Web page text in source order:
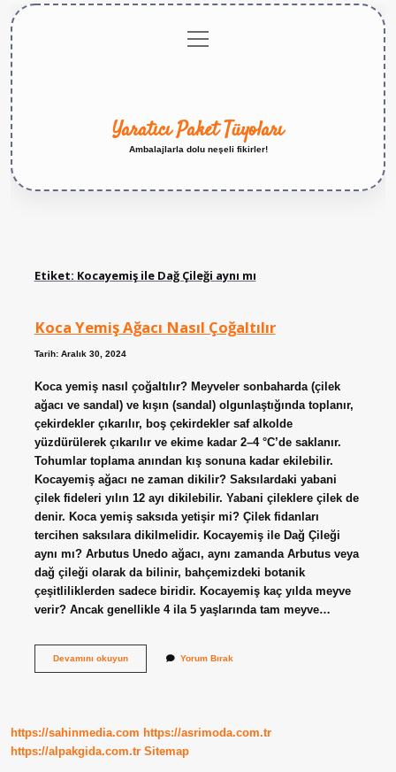
menüyü
aç
Yaratıcı Paket Tüyoları
Ambalajlarla dolu neşeli fikirler!
Etiket: Kocayemiş ile Dağ Çileği aynı mı
Koca Yemiş Ağacı Nasıl Çoğaltılır
Tarih: Aralık 30, 2024
Koca yemiş nasıl çoğaltılır? Meyveler sonbaharda (çilek
ağacı ve sandal) ve kışın (sandal) olgunlaştığında toplanır,
çekirdekler çıkarılır, boş çekirdekler saf alkolde
yüzdürülerek çıkarılır ve ekime kadar 2–4 °C’de saklanır.
Tohumlar toplama anından kış sonuna kadar ekilebilir.
Kocayemiş ağacı ne zaman dikilir? Saksılardaki yabani
çilek fideleri yılın 12 ayı dikilebilir. Yabani çileklere çilek de
denir. Koca yemiş saksıda yetişir mi? Çilek fidanları
tercihen saksılara dikilmelidir. Kocayemiş ile Dağ Çileği
aynı mı? Arbutus Unedo ağacı, aynı zamanda Arbutus veya
dağ çileği olarak da bilinir, bahçemizdeki botanik
çeşitliliklerden sadece biridir. Kocayemiş kaç yılda meyve
verir? Ancak genellikle 4 ila 5 yaşlarında tam meyve…
Devamını okuyunKoca
Yorum Bırak
https://sahinmedia.com https://asrimoda.com.tr
https://alpakgida.com.tr Sitemap